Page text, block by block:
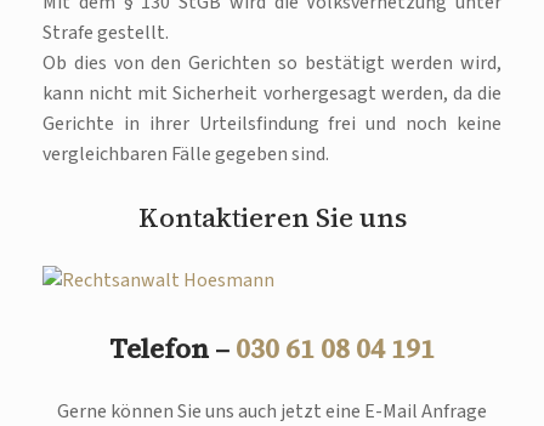
Strafe gestellt.
Ob dies von den Gerichten so bestätigt werden wird,
kann nicht mit Sicherheit vorhergesagt werden, da die
Gerichte in ihrer Urteilsfindung frei und noch keine
vergleichbaren Fälle gegeben sind.
Kontaktieren Sie uns
Telefon – 030 61 08 04 191
Gerne können Sie uns auch jetzt eine E-Mail Anfrage